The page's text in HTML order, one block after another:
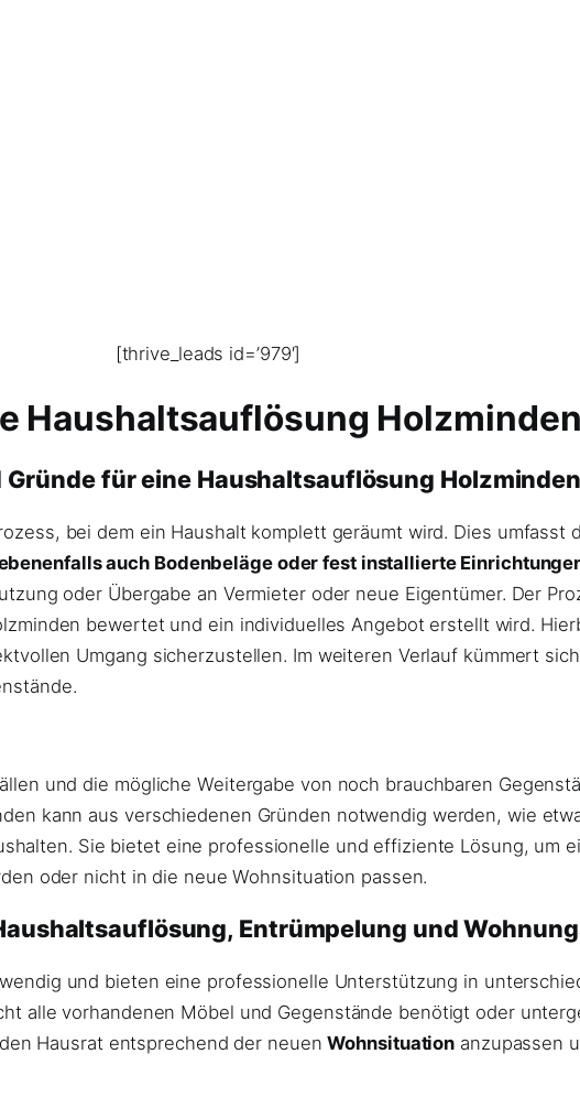
[thrive_leads id=’979′]
Haushaltsauflösung
für eine Haushaltsauflösung Holzminden
bei dem ein Haushalt komplett geräumt wird. Dies umfasst
auch Bodenbeläge oder fest installierte
oder Übergabe an Vermieter oder neue Eigentümer. Der
bewertet und ein individuelles Angebot erstellt wird.
Umgang sicherzustellen. Im weiteren Verlauf kümmert
und die mögliche Weitergabe von noch brauchbaren
kann aus verschiedenen Gründen notwendig werden, wie
Sie bietet eine professionelle und effiziente Lösung, um
oder nicht in die neue Wohnsituation passen.
Entrümpelung und
und bieten eine professionelle Unterstützung in
alle vorhandenen Möbel und Gegenstände benötigt oder
Hausrat entsprechend der neuenWohnsituation anzupassen